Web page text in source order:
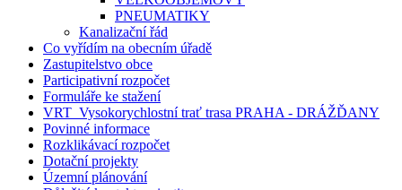
PNEUMATIKY
Kanalizační řád
Co vyřídím na obecním úřadě
Zastupitelstvo obce
Participativní rozpočet
Formuláře ke stažení
VRT_Vysokorychlostní trať trasa PRAHA - DRÁŽĎANY
Povinné informace
Rozklikávací rozpočet
Dotační projekty
Územní plánování